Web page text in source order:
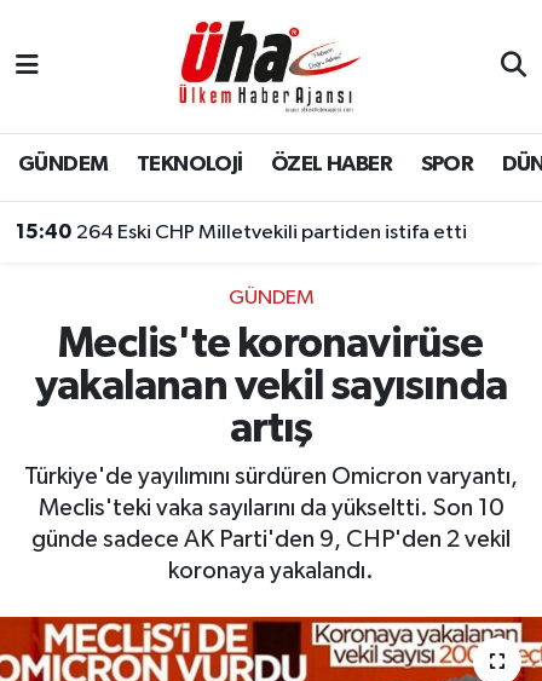
GÜNDEM TEKNOLOJİ ÖZEL HABER SPOR
15:40 264 Eski CHP Milletvekili partiden istifa etti
GÜNDEM
Meclis'te koronavirüse
yakalanan vekil sayısında
artış
Türkiye'de yayılımını sürdüren Omicron varyantı,
Meclis'teki vaka sayılarını da yükseltti. Son 10
günde sadece AK Parti'den 9, CHP'den 2 vekil
koronaya yakalandı.
İstanbul Nöbetçi Eczaneler
İstanbul Hava Durumu
Süper Lig Puan Durumu ve Fikstür
Tüm Manşetler